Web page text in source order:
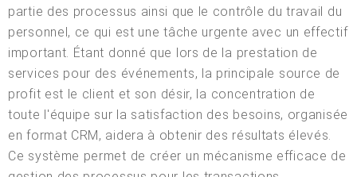
partie des processus ainsi que le contrôle du travail du
personnel, ce qui est une tâche urgente avec un effectif
important. Étant donné que lors de la prestation de
services pour des événements, la principale source de
profit est le client et son désir, la concentration de
toute l'équipe sur la satisfaction des besoins, organisée
en format CRM, aidera à obtenir des résultats élevés.
Ce système permet de créer un mécanisme efficace de